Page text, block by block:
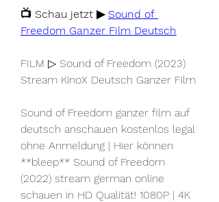
📺 Schau jetzt ▶ Sound of
Freedom Ganzer Film Deutsch
FILM ▷ Sound of Freedom (2023)
Stream KinoX Deutsch Ganzer Film
Sound of Freedom ganzer film auf
deutsch anschauen kostenlos legal
ohne Anmeldung | Hier können
**bleep** Sound of Freedom
(2022) stream german online
schauen in HD Qualität! 1080P | 4K